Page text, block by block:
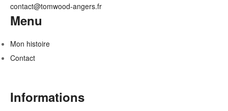
contact@tomwood-angers.fr
Menu
Mon histoire
Contact
Informations